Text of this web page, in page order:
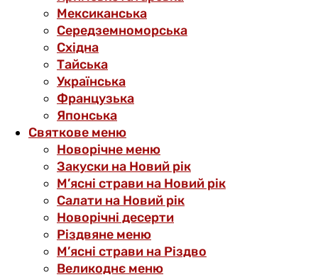
Мексиканська
Середземноморська
Східна
Тайська
Українська
Французька
Японська
Святкове меню
Новорічне меню
Закуски на Новий рік
М’ясні страви на Новий рік
Салати на Новий рік
Новорічні десерти
Різдвяне меню
М’ясні страви на Різдво
Великоднє меню